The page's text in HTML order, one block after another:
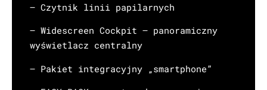
– Czytnik linii papilarnych
– Widescreen Cockpit – panoramiczny
wyświetlacz centralny
– Pakiet integracyjny „smartphone”